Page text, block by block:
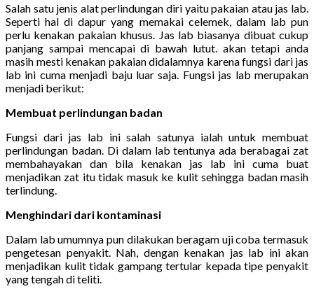
Salah satu jenis alat perlindungan diri yaitu pakaian atau jas lab.
Seperti hal di dapur yang memakai celemek, dalam lab pun
perlu kenakan pakaian khusus. Jas lab biasanya dibuat cukup
panjang sampai mencapai di bawah lutut. akan tetapi anda
masih mesti kenakan pakaian didalamnya karena fungsi dari jas
lab ini cuma menjadi baju luar saja. Fungsi jas lab merupakan
menjadi berikut:
Membuat perlindungan badan
Fungsi dari jas lab ini salah satunya ialah untuk membuat
perlindungan badan. Di dalam lab tentunya ada berabagai zat
membahayakan dan bila kenakan jas lab ini cuma buat
menjadikan zat itu tidak masuk ke kulit sehingga badan masih
terlindung.
Menghindari dari kontaminasi
Dalam lab umumnya pun dilakukan beragam uji coba termasuk
pengetesan penyakit. Nah, dengan kenakan jas lab ini akan
menjadikan kulit tidak gampang tertular kepada tipe penyakit
yang tengah di teliti.